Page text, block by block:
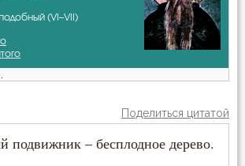
(VI–VII)
Поделиться цитатой
подвижник – бесплодное дерево.